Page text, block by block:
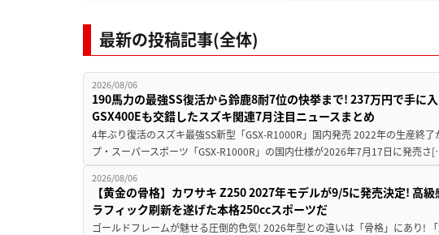
最新の投稿記事(全体)
2026/08/06
190馬力の最強SS復活から鈴鹿8耐7位の快挙まで! 237万円で手に
GSX400Eも交錯したスズキ関連7月注目ニュースまとめ
4年ぶり復活のスズキ最強SS新型「GSX-R1000R」国内発売 2022年の生産終
プ・スーパースポーツ「GSX-R1000R」の国内仕様が2026年7月17日に発売さ
2026/08/06
【黄金の骨格】カワサキ Z250 2027年モデルが9/5に発売決定! 高
ラフィック刷新を遂げた本格250ccスポーツだ
ゴールドフレームが魅せる圧倒的色気! 2026年型との違いは「骨格」にあり!